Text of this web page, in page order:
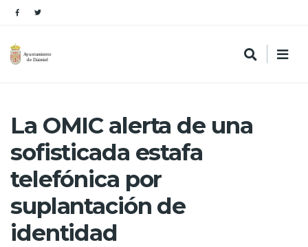
La OMIC alerta de una
sofisticada estafa
telefónica por
suplantación de
identidad